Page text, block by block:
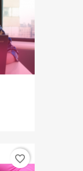
favorite_border